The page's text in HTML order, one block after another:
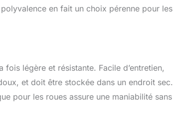
en fait un choix pérenne pour les
légère et résistante. Facile d’entretien,
et doit être stockée dans un endroit sec.
pour les roues assure une maniabilité sans